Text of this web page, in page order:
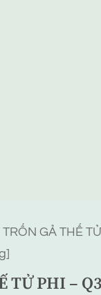
TRỐN GẢ THẾ
TỬ PHI –